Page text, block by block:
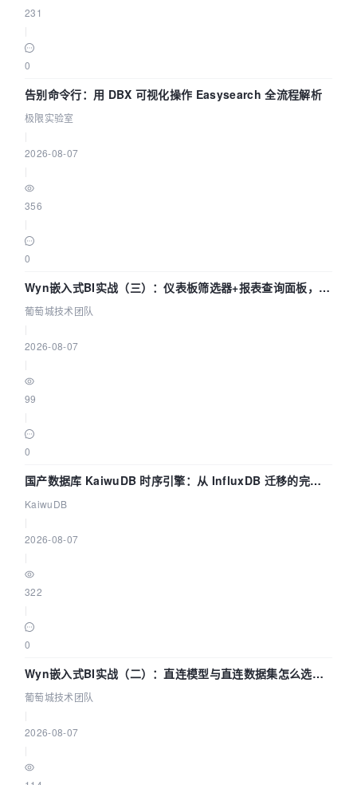
231
0
告别命令行：用 DBX 可视化操作 Easysearch 全流程解析
极限实验室
2026-08-07
356
0
Wyn嵌入式BI实战（三）：仪表板筛选器+报表查询面板，参
数联动全闭环
葡萄城技术团队
2026-08-07
99
0
国产数据库 KaiwuDB 时序引擎：从 InfluxDB 迁移的完整
技术路径
KaiwuDB
2026-08-07
322
0
Wyn嵌入式BI实战（二）：直连模型与直连数据集怎么选，
参数为什么不生效？| 葡萄城技术团队
葡萄城技术团队
2026-08-07